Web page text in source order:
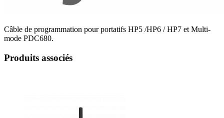
Câble de programmation pour portatifs HP5 /HP6 / HP7 et Multi-
mode PDC680.
Produits associés